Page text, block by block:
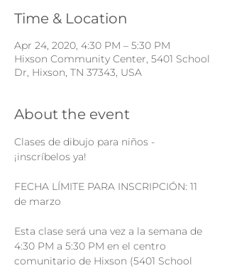
Time & Location
Apr 24, 2020, 4:30 PM – 5:30 PM
Hixson Community Center, 5401 School
Dr, Hixson, TN 37343, USA
About the event
Clases de dibujo para niños -
FECHA LÍMITE PARA INSCRIPCIÓN: 11
Esta clase será una vez a la semana de
4:30 PM a 5:30 PM en el centro
comunitario de Hixson (5401 School